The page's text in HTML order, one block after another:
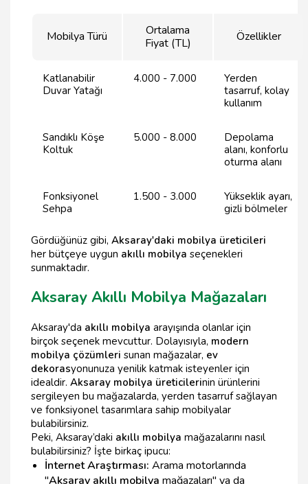
Mobilya Türü
Ortalama
Fiyat (TL)
Özellikler
Katlanabilir
Duvar Yatağı
4.000 - 7.000
Yerden
tasarruf, kolay
kullanım
Sandıklı Köşe
Koltuk
5.000 - 8.000
Depolama
alanı, konforlu
oturma alanı
Fonksiyonel
Sehpa
1.500 - 3.000
Yükseklik ayarı,
gizli bölmeler
Gördüğünüz gibi, Aksaray'daki mobilya üreticileri
her bütçeye uygun akıllı mobilya seçenekleri
sunmaktadır.
Aksaray Akıllı Mobilya Mağazaları
Aksaray'da akıllı mobilya arayışında olanlar için
birçok seçenek mevcuttur. Dolayısıyla, modern
mobilya çözümleri sunan mağazalar, ev
dekorasyonunuza yenilik katmak isteyenler için
idealdir. Aksaray mobilya üreticilerinin ürünlerini
sergileyen bu mağazalarda, yerden tasarruf sağlayan
ve fonksiyonel tasarımlara sahip mobilyalar
bulabilirsiniz.
Peki, Aksaray’daki akıllı mobilya mağazalarını nasıl
bulabilirsiniz? İşte birkaç ipucu:
İnternet Araştırması: Arama motorlarında
"Aksaray akıllı mobilya mağazaları" ya da